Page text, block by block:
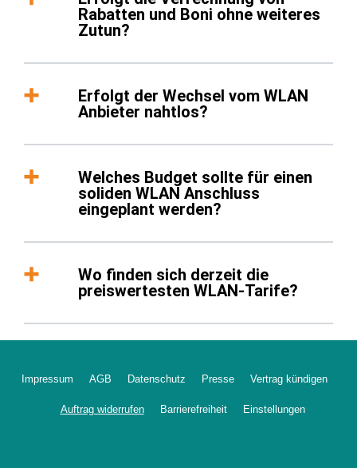
Rabatten und Boni ohne weiteres
Zutun?
Erfolgt der Wechsel vom WLAN
Anbieter nahtlos?
Welches Budget sollte für einen
soliden WLAN Anschluss
eingeplant werden?
Wo finden sich derzeit die
preiswertesten WLAN-Tarife?
Impressum AGB Datenschutz Presse Vertrag kündigen
Auftrag widerrufen Barrierefreiheit Einstellungen